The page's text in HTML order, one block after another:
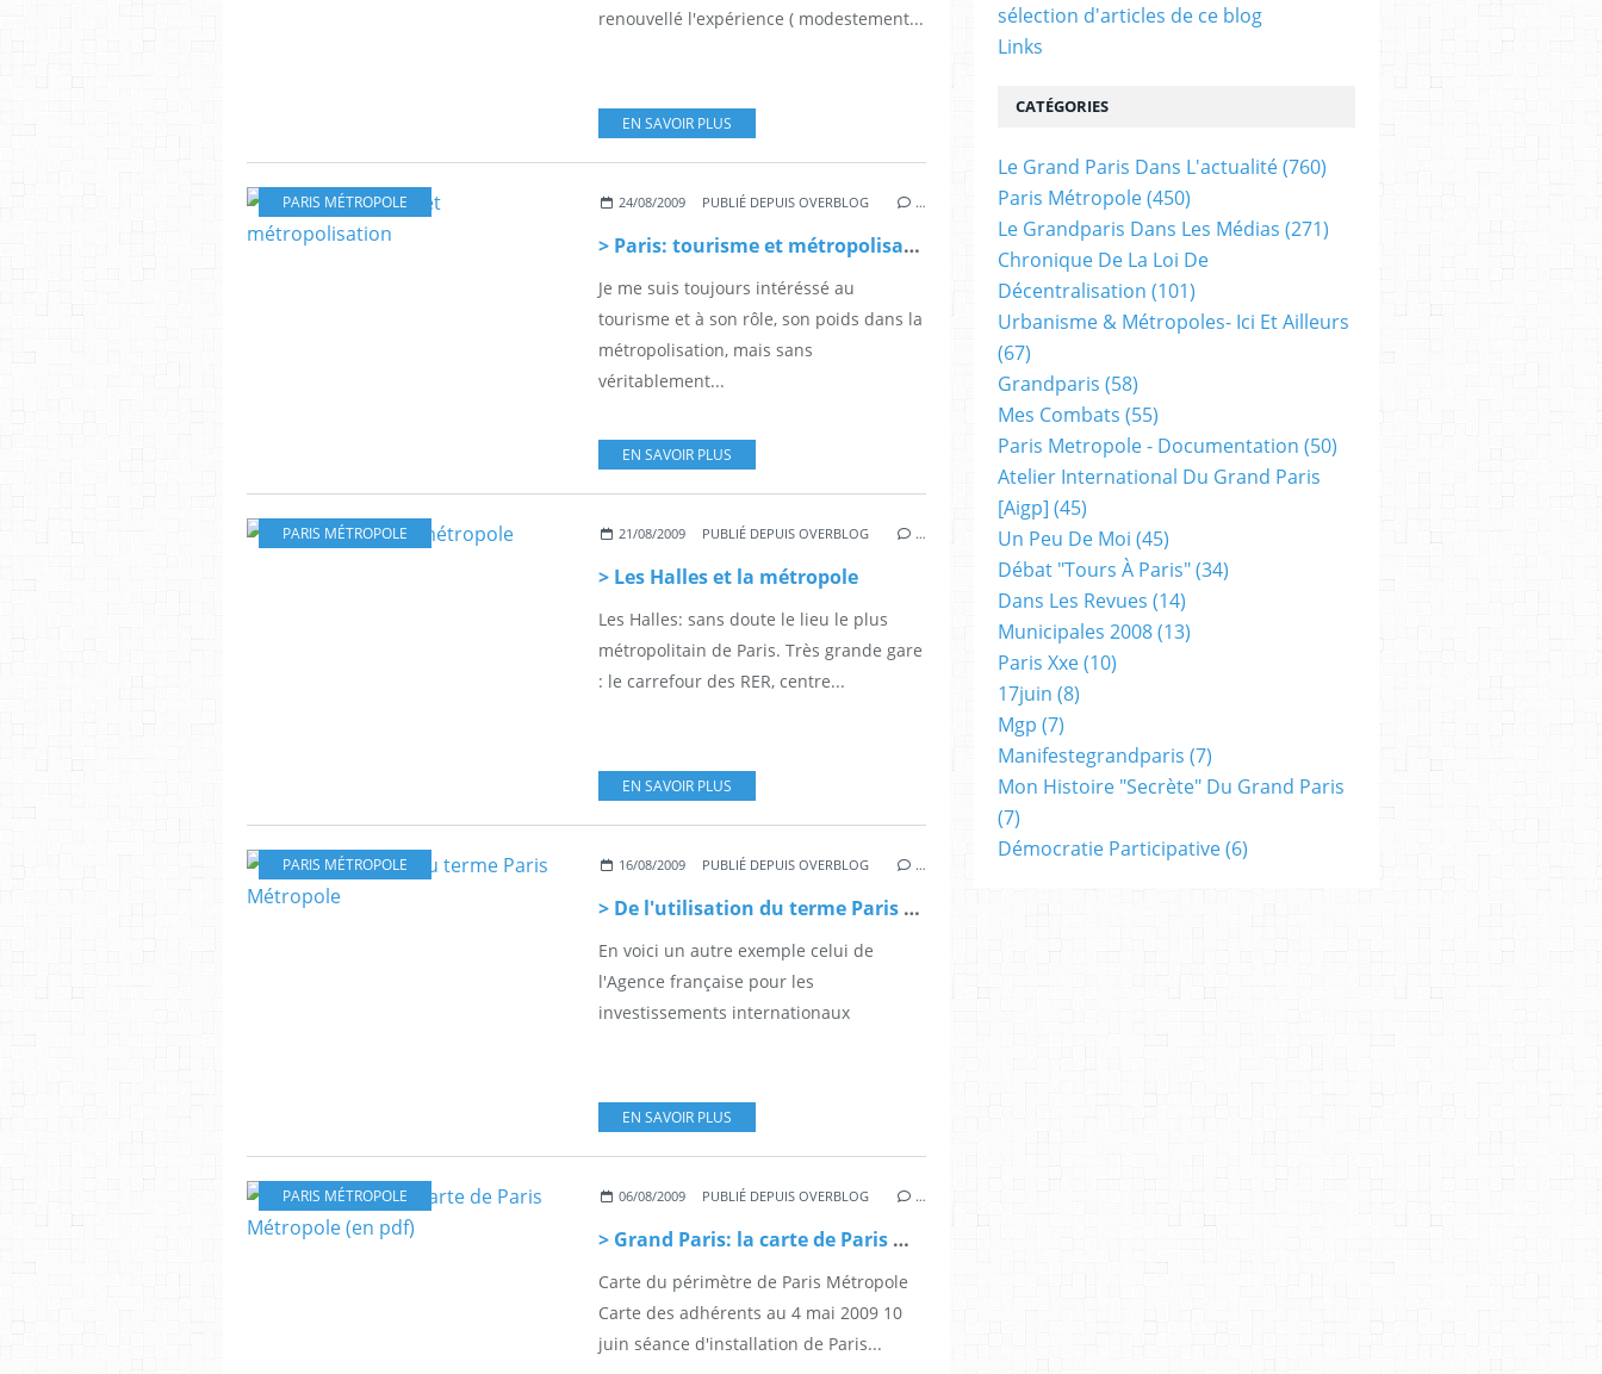
renouvellé l'expérience ( modestement...
EN SAVOIR PLUS
PARIS MÉTROPOLE 24/08/2009 PUBLIÉ DEPUIS OVERBLOG …
> Paris: tourisme et métropolisation
Je me suis toujours intéréssé au
tourisme et à son rôle, son poids dans la
métropolisation, mais sans
véritablement...
EN SAVOIR PLUS
PARIS MÉTROPOLE 21/08/2009 PUBLIÉ DEPUIS OVERBLOG …
> Les Halles et la métropole
Les Halles: sans doute le lieu le plus
métropolitain de Paris. Très grande gare
: le carrefour des RER, centre...
EN SAVOIR PLUS
PARIS MÉTROPOLE 16/08/2009 PUBLIÉ DEPUIS OVERBLOG …
> De l'utilisation du terme Paris Métropole
En voici un autre exemple celui de
l'Agence française pour les
investissements internationaux
EN SAVOIR PLUS
PARIS MÉTROPOLE 06/08/2009 PUBLIÉ DEPUIS OVERBLOG …
> Grand Paris: la carte de Paris Métropole (en pdf)
Carte du périmètre de Paris Métropole
Carte des adhérents au 4 mai 2009 10
juin séance d'installation de Paris...
sélection d'articles de ce blog
Links
CATÉGORIES
Le Grand Paris Dans L'actualité(760)
Paris Métropole(450)
Le Grandparis Dans Les Médias (271)
Chronique De La Loi De
Décentralisation (101)
Urbanisme & Métropoles- Ici Et Ailleurs
(67)
Grandparis (58)
Mes Combats (55)
Paris Metropole - Documentation (50)
Atelier International Du Grand Paris
[aigp] (45)
Un Peu De Moi (45)
Débat "tours À Paris"(34)
Dans Les Revues (14)
Municipales 2008(13)
Paris Xxe(10)
17juin (8)
Mgp (7)
Manifestegrandparis (7)
Mon Histoire "secrète" Du Grand Paris
(7)
Démocratie Participative(6)